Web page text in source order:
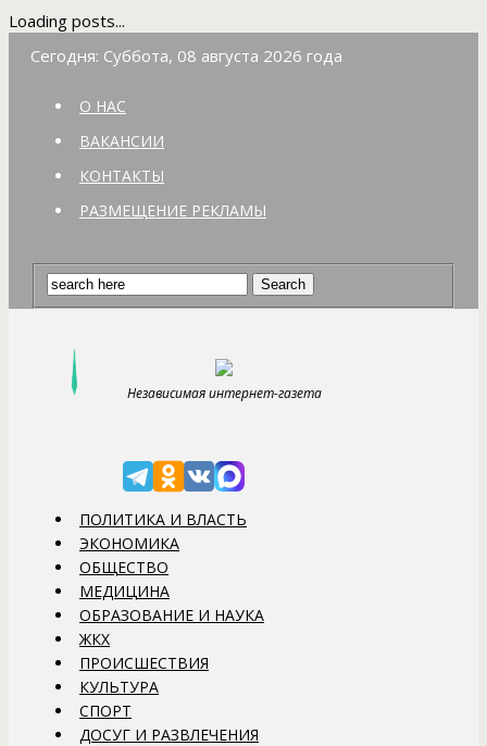
Loading posts...
Сегодня: Суббота, 08 августа 2026 года
О НАС
ВАКАНСИИ
КОНТАКТЫ
РАЗМЕЩЕНИЕ РЕКЛАМЫ
Независимая интернет-газета
ПОЛИТИКА И ВЛАСТЬ
ЭКОНОМИКА
ОБЩЕСТВО
МЕДИЦИНА
ОБРАЗОВАНИЕ И НАУКА
ЖКХ
ПРОИСШЕСТВИЯ
КУЛЬТУРА
СПОРТ
ДОСУГ И РАЗВЛЕЧЕНИЯ